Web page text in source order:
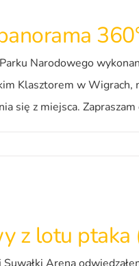
Narodowego
Klasztorem w
się z miejsca.
z lotu ptaka